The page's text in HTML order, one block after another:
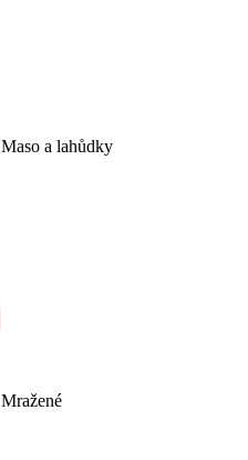
Maso a lahůdky
Mražené